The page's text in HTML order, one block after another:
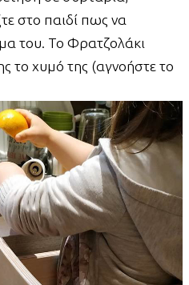
στο παιδί πως να
του. Το Φρατζολάκι
το χυμό της (αγνοήστε το